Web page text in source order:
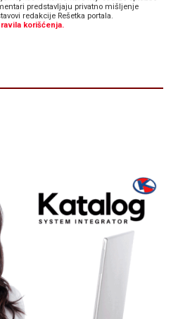
predstavljaju privatno mišljenje
redakcije Rešetka portala.
korišćenja.